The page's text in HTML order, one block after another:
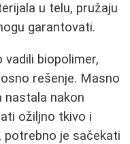
u telu, pružaju
garantovati.
biopolimer,
rešenje. Masno
nastala nakon
ožiljno tkivo i
potrebno je sačekati